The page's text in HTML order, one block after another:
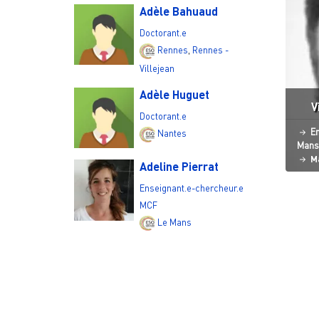
Adèle Bahuaud
Doctorant.e
Rennes, Rennes -
Villejean
Adèle Huguet
Doctorant.e
Nantes
Adeline Pierrat
Enseignant.e-chercheur.e
MCF
Le Mans
Mans